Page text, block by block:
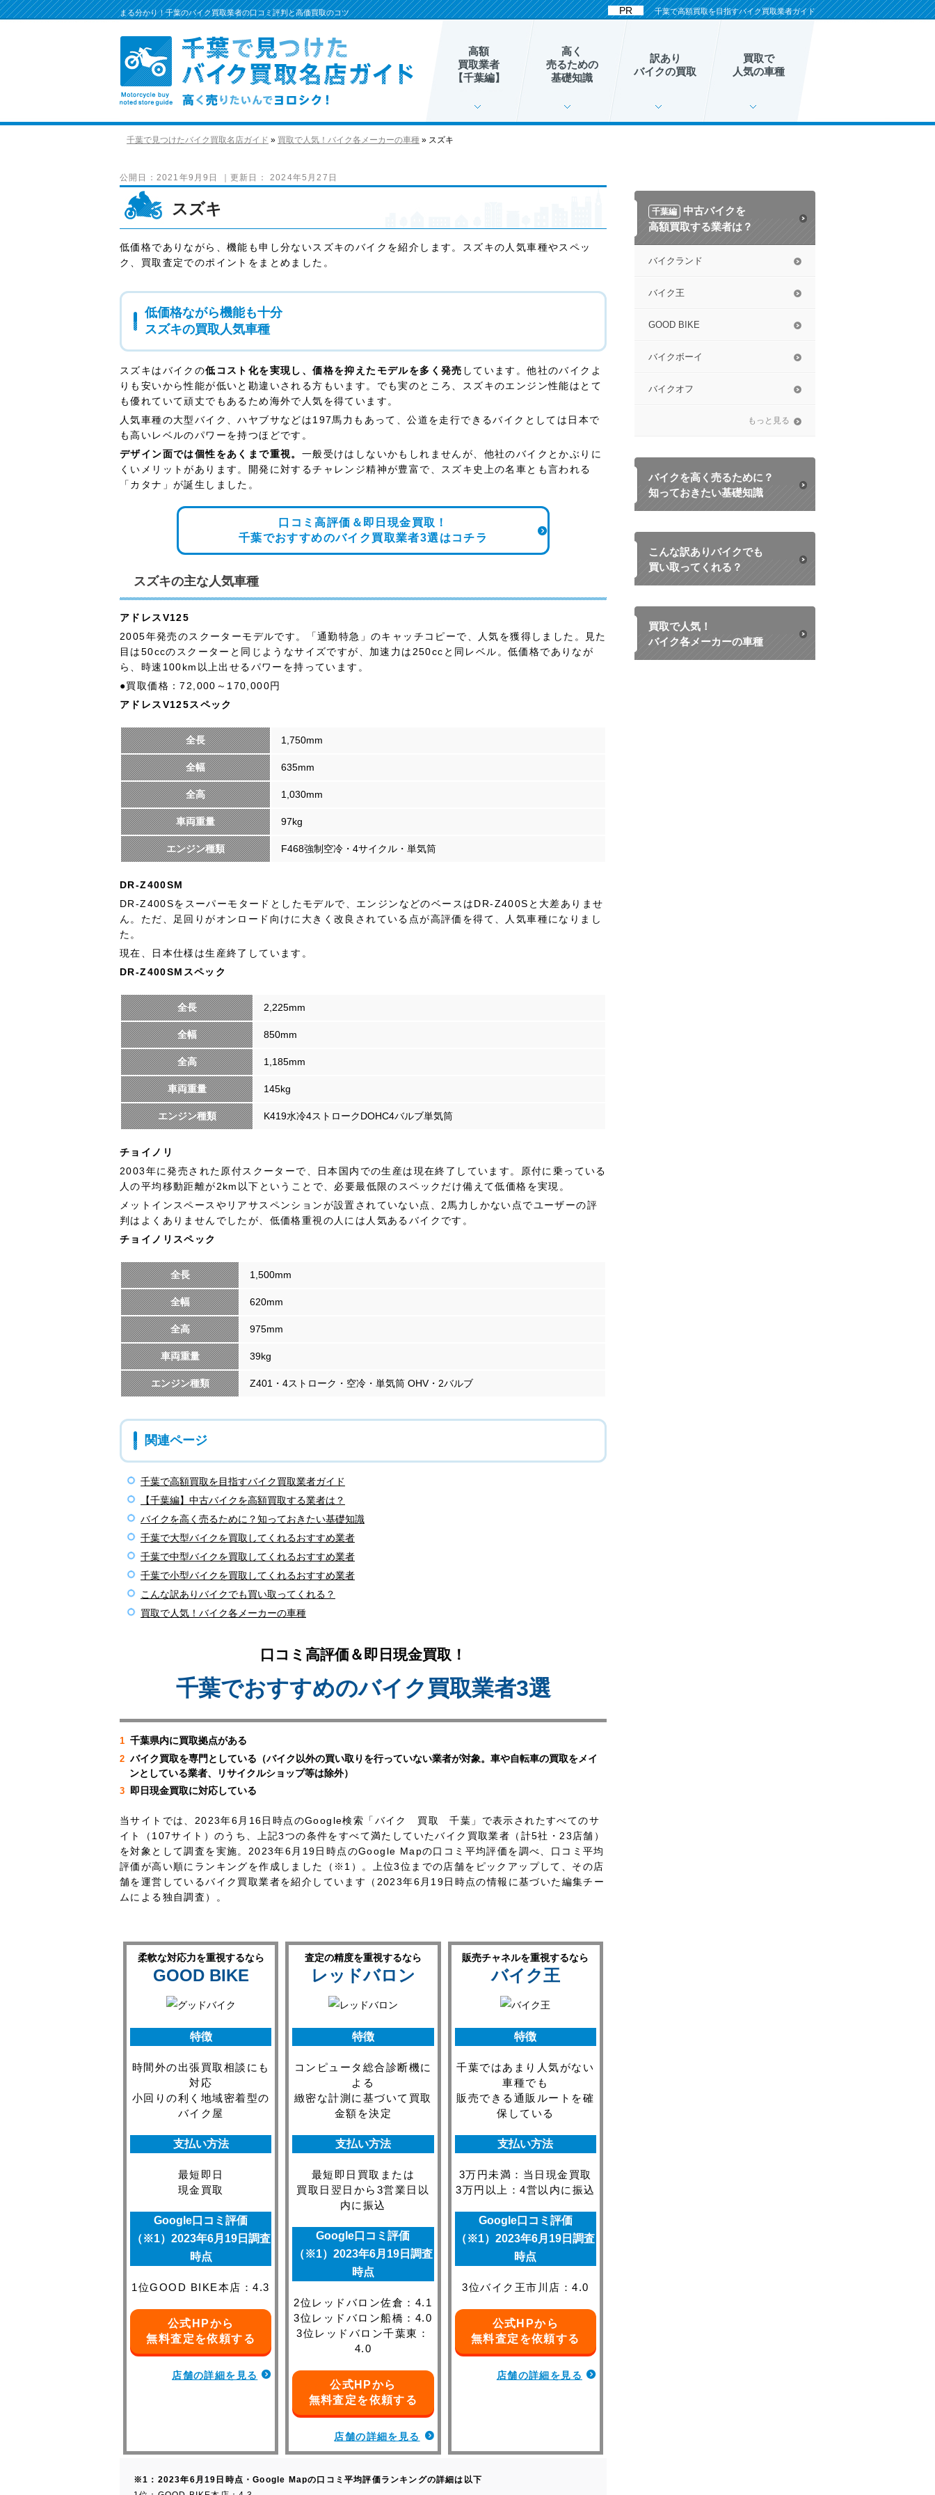
千葉で高額買取を目指すバイク買取業者ガイド
まる分かり！千葉のバイク買取業者の口コミ評判と高価買取のコツ
高額
買取業者
【千葉編】
高く
売るための
基礎知識
訳あり
バイクの買取
買取で
人気の車種
千葉で見つけたバイク買取名店ガイド » 買取で人気！バイク各メーカーの車種 » スズキ
公開日： 2021年9月9日 ｜更新日：2024年5月27日
スズキ
低価格でありながら、機能も申し分ないスズキのバイクを紹介します。スズキの人気車種やスペッ
ク、買取査定でのポイントをまとめました。
低価格ながら機能も十分
スズキの買取人気車種
スズキはバイクの低コスト化を実現し、価格を抑えたモデルを多く発売 しています。他社のバイクよ
りも安いから性能が低いと勘違いされる方もいます。でも実のところ、スズキのエンジン性能はとて
も優れていて頑丈でもあるため海外で人気を得ています。
人気車種の大型バイク、ハヤブサなどは197馬力もあって、公道を走行できるバイクとしては日本で
も高いレベルのパワーを持つほどです。
デザイン面では個性をあくまで重視。 一般受けはしないかもしれませんが、他社のバイクとかぶりに
くいメリットがあります。開発に対するチャレンジ精神が豊富で、スズキ史上の名車とも言われる
「カタナ」が誕生しました。
口コミ高評価＆即日現金買取！
千葉でおすすめのバイク買取業者3選はコチラ
スズキの主な人気車種
アドレスV125
2005年発売のスクーターモデルです。「通勤特急」のキャッチコピーで、人気を獲得しました。見た
目は50ccのスクーターと同じようなサイズですが、加速力は250ccと同レベル。低価格でありなが
ら、時速100km以上出せるパワーを持っています。
●買取価格：72,000～170,000円
アドレスV125スペック
全長 1,750mm
全幅 635mm
全高 1,030mm
車両重量 97kg
エンジン種類 F468強制空冷・4サイクル・単気筒
DR-Z400SM
DR-Z400Sをスーパーモタードとしたモデルで、エンジンなどのベースはDR-Z400Sと大差ありませ
ん。ただ、足回りがオンロード向けに大きく改良されている点が高評価を得て、人気車種になりまし
た。
現在、日本仕様は生産終了しています。
DR-Z400SMスペック
全長 2,225mm
全幅 850mm
全高 1,185mm
車両重量 145kg
エンジン種類 K419水冷4ストロークDOHC4バルブ単気筒
チョイノリ
2003年に発売された原付スクーターで、日本国内での生産は現在終了しています。原付に乗っている
人の平均移動距離が2km以下ということで、必要最低限のスペックだけ備えて低価格を実現。
メットインスペースやリアサスペンションが設置されていない点、2馬力しかない点でユーザーの評
判はよくありませんでしたが、低価格重視の人には人気あるバイクです。
チョイノリスペック
全長 1,500mm
全幅 620mm
全高 975mm
車両重量 39kg
エンジン種類 Z401・4ストローク・空冷・単気筒 OHV・2バルブ
関連ページ
千葉で高額買取を目指すバイク買取業者ガイド
【千葉編】中古バイクを高額買取する業者は？
バイクを高く売るために？知っておきたい基礎知識
千葉で大型バイクを買取してくれるおすすめ業者
千葉で中型バイクを買取してくれるおすすめ業者
千葉で小型バイクを買取してくれるおすすめ業者
こんな訳ありバイクでも買い取ってくれる？
買取で人気！バイク各メーカーの車種
口コミ高評価＆即日現金買取！
千葉でおすすめのバイク買取業者3選
千葉県内に買取拠点がある
バイク買取を専門としている（バイク以外の買い取りを行っていない業者が対象。車や自転車の買取をメイ
ンとしている業者、リサイクルショップ等は除外）
即日現金買取に対応している
当サイトでは、2023年6月16日時点のGoogle検索「バイク 買取 千葉」で表示されたすべてのサ
イト（107サイト）のうち、上記3つの条件をすべて満たしていたバイク買取業者（計5社・23店舗）
を対象として調査を実施。2023年6月19日時点のGoogle Mapの口コミ平均評価を調べ、 口コミ平均
評価が高い順にランキングを作成 しました（※1）。上位3位までの店舗をピックアップして、その店
舗を運営しているバイク買取業者を紹介しています（2023年6月19日時点の情報に基づいた編集チー
ムによる独自調査）。
柔軟な対応力を重視するなら
GOOD BIKE
特徴
時間外の出張買取相談にも
対応
小回りの利く地域密着型の
バイク屋
支払い方法
最短即日
現金買取
Google口コミ評価
（※1）2023年6月19日調査
時点
1位GOOD BIKE本店：4.3
公式HPから
無料査定を依頼する
店舗の詳細を見る
査定の精度を重視するなら
レッドバロン
特徴
コンピュータ総合診断機に
よる
緻密な計測に基づいて買取
金額を決定
支払い方法
最短即日買取または
買取日翌日から3営業日以
内に振込
Google口コミ評価
（※1）2023年6月19日調査
時点
2位レッドバロン佐倉：4.1
3位レッドバロン船橋：4.0
3位レッドバロン千葉東：
4.0
公式HPから
無料査定を依頼する
店舗の詳細を見る
販売チャネルを重視するなら
バイク王
特徴
千葉ではあまり人気がない
車種でも
販売できる通販ルートを確
保している
支払い方法
3万円未満：当日現金買取
3万円以上：4営以内に振込
Google口コミ評価
（※1）2023年6月19日調査
時点
3位バイク王市川店：4.0
公式HPから
無料査定を依頼する
店舗の詳細を見る
※1：2023年6月19日時点・Google Mapの口コミ平均評価ランキングの詳細は以下
千葉編
中古バイクを
高額買取する業者は？
バイクランド
バイク王
GOOD BIKE
バイクボーイ
バイクオフ
もっと見る
バイクを高く売るために？
知っておきたい基礎知識
こんな訳ありバイクでも
買い取ってくれる？
買取で人気！
バイク各メーカーの車種